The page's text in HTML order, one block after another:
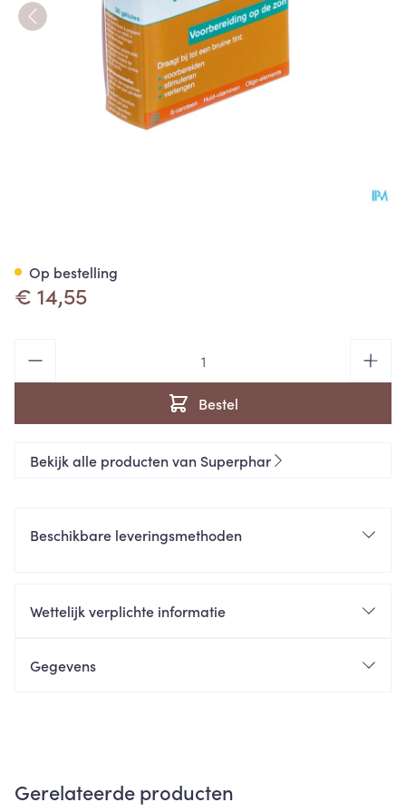
€ 14,55
Bestel
Op bestelling
Bekijk alle producten van Superphar
Beschikbare leveringsmethoden
Wettelijk verplichte informatie
Gegevens
Gerelateerde producten